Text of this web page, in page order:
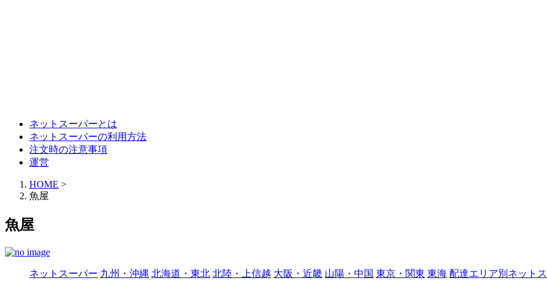
ネットスーパーとは
ネットスーパーの利用方法
注文時の注意事項
運営
HOME >
魚屋
魚屋
ネットスーパー 九州・沖縄 北海道・東北 北陸・上信越 大阪・近畿 山陽・中国 東京・関東 東海 配達エリア別ネット